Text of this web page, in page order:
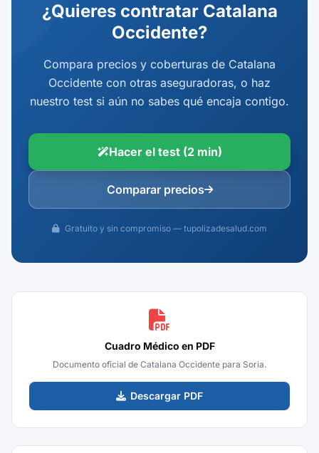
¿Quieres contratar Catalana
Occidente?
Compara precios y coberturas de Catalana
Occidente con otras aseguradoras, o haz
nuestro test si aún no sabes qué encaja contigo.
Hacer el test (2 min)
Comparar precios
Gratuito y sin compromiso — tupolizadesalud.com
Cuadro Médico en PDF
Documento oficial de Catalana Occidente para Soria.
Descargar PDF